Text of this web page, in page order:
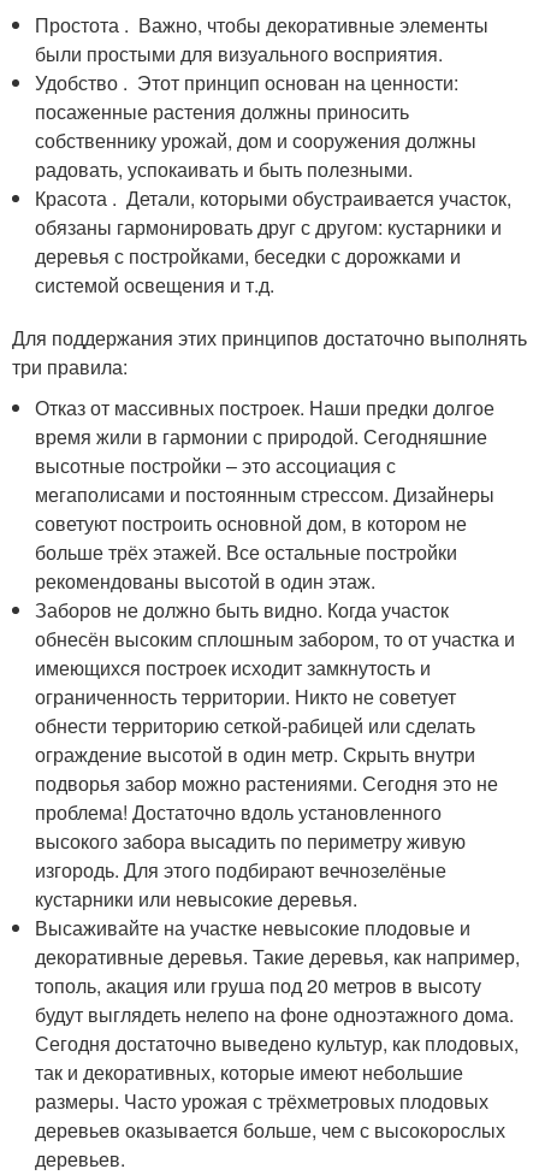
Простота . Важно, чтобы декоративные элементы
были простыми для визуального восприятия.
Удобство . Этот принцип основан на ценности:
посаженные растения должны приносить
собственнику урожай, дом и сооружения должны
радовать, успокаивать и быть полезными.
Красота . Детали, которыми обустраивается участок,
обязаны гармонировать друг с другом: кустарники и
деревья с постройками, беседки с дорожками и
системой освещения и т.д.
Для поддержания этих принципов достаточно выполнять
три правила:
Отказ от массивных построек. Наши предки долгое
время жили в гармонии с природой. Сегодняшние
высотные постройки – это ассоциация с
мегаполисами и постоянным стрессом. Дизайнеры
советуют построить основной дом, в котором не
больше трёх этажей. Все остальные постройки
рекомендованы высотой в один этаж.
Заборов не должно быть видно. Когда участок
обнесён высоким сплошным забором, то от участка и
имеющихся построек исходит замкнутость и
ограниченность территории. Никто не советует
обнести территорию сеткой-рабицей или сделать
ограждение высотой в один метр. Скрыть внутри
подворья забор можно растениями. Сегодня это не
проблема! Достаточно вдоль установленного
высокого забора высадить по периметру живую
изгородь. Для этого подбирают вечнозелёные
кустарники или невысокие деревья.
Высаживайте на участке невысокие плодовые и
декоративные деревья. Такие деревья, как например,
тополь, акация или груша под 20 метров в высоту
будут выглядеть нелепо на фоне одноэтажного дома.
Сегодня достаточно выведено культур, как плодовых,
так и декоративных, которые имеют небольшие
размеры. Часто урожая с трёхметровых плодовых
деревьев оказывается больше, чем с высокорослых
деревьев.